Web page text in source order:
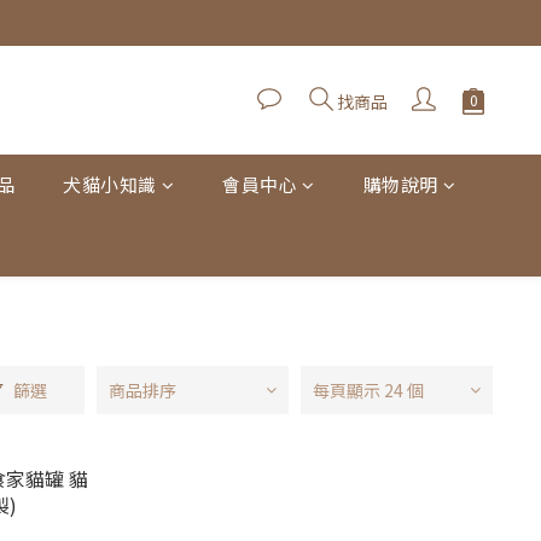
找商品
犬貓小知識 會員中心 購物說明
篩選 商品排序 每頁顯示 24 個